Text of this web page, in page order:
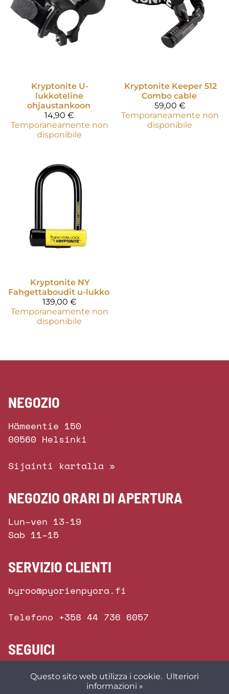
Kryptonite U-
lukkoteline
ohjaustankoon
14,90 €
Temporaneamente non
disponibile
Kryptonite Keeper 512
Combo cable
59,00 €
Temporaneamente non
disponibile
Kryptonite NY
Fahgettaboudit u-lukko
139,00 €
Temporaneamente non
disponibile
NEGOZIO
Hämeentie 150
00560 Helsinki
Sijainti kartalla »
NEGOZIO ORARI DI APERTURA
Lun–ven 13-19
Sab 11–15
SERVIZIO CLIENTI
byroo@pyorienpyora.fi
Telefono +358 44 736 6057
SEGUICI
Questo sito web utilizza i cookie. Ulteriori
informazioni »